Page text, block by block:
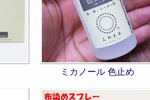
ミカノール 色止め